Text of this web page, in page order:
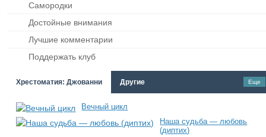
Самородки
Достойные внимания
Лучшие комментарии
Поддержать клуб
Хрестоматия: Джованни Другие Еще
Вечный цикл
Наша судьба — любовь
(диптих)